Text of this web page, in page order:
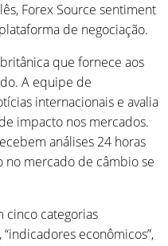
Forex Source sentiment
de negociação.
que fornece aos
A equipe de
internacionais e avalia
impacto nos mercados.
análises 24 horas
no mercado de câmbio se
cinco categorias
econômicos”,